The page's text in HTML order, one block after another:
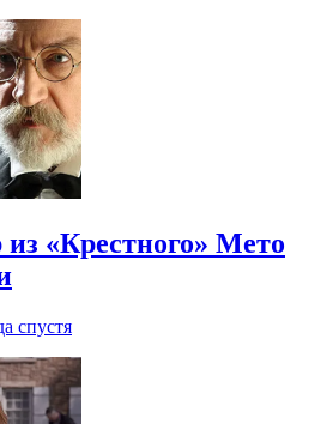
«Крестного» Мето
спустя